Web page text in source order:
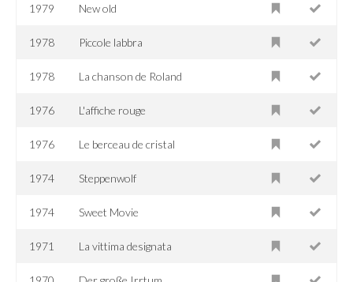
1979 New old
1978 Piccole labbra
1978 La chanson de Roland
1976 L'affiche rouge
1976 Le berceau de cristal
1974 Steppenwolf
1974 Sweet Movie
1971 La vittima designata